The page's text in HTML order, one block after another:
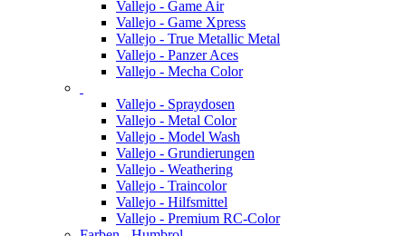
Vallejo - Game Air
Vallejo - Game Xpress
Vallejo - True Metallic Metal
Vallejo - Panzer Aces
Vallejo - Mecha Color
Vallejo - Spraydosen
Vallejo - Metal Color
Vallejo - Model Wash
Vallejo - Grundierungen
Vallejo - Weathering
Vallejo - Traincolor
Vallejo - Hilfsmittel
Vallejo - Premium RC-Color